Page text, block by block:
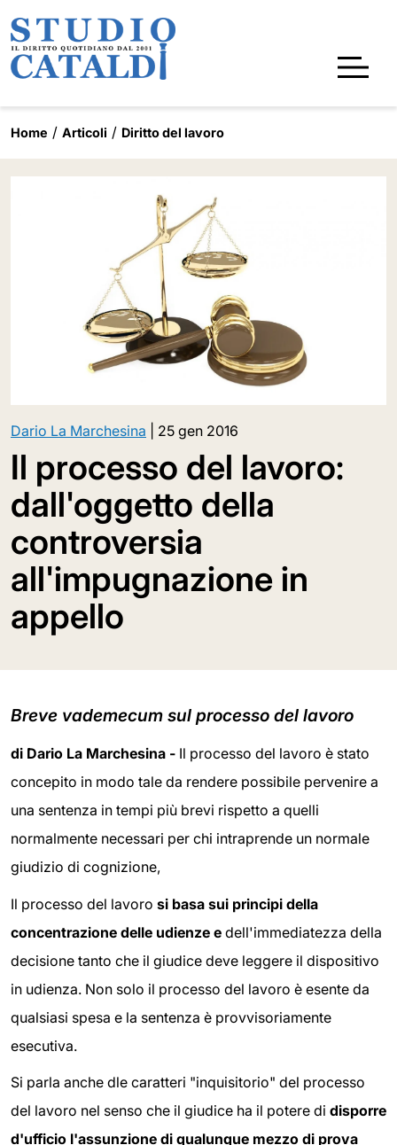
Home Articoli Diritto del lavoro
Dario La Marchesina 25 gen 2016
Il processo del lavoro:
dall'oggetto della
controversia
all'impugnazione in
appello
Breve vademecum sul processo del lavoro
di Dario La Marchesina - Il processo del lavoro è stato
concepito in modo tale da rendere possibile pervenire a
una sentenza in tempi più brevi rispetto a quelli
normalmente necessari per chi intraprende un normale
giudizio di cognizione,
Il processo del lavoro si basa sui principi della
concentrazione delle udienze e dell'immediatezza della
decisione tanto che il giudice deve leggere il dispositivo
in udienza. Non solo il processo del lavoro è esente da
qualsiasi spesa e la sentenza è provvisoriamente
esecutiva.
Si parla anche dle caratteri "inquisitorio" del processo
del lavoro nel senso che il giudice ha il potere di disporre
d'ufficio l'assunzione di qualunque mezzo di prova